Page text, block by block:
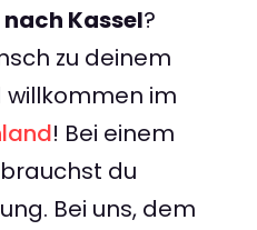
Kassel?
zu deinem
im
! Bei einem
du
Bei uns, dem